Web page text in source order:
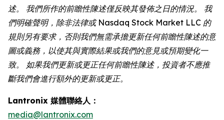
述。 我們所作的前瞻性陳述僅反映其發佈之日的情況。 我
們明確聲明，除非法律或 Nasdaq Stock Market LLC 的
規則另有要求，否則我們無需承擔更新任何前瞻性陳述的意
圖或義務，以使其與實際結果或我們的意見或預期變化一
致。 如果我們更新或更正任何前瞻性陳述，投資者不應推
斷我們會進行額外的更新或更正。
Lantronix 媒體聯絡人：
media@lantronix.com